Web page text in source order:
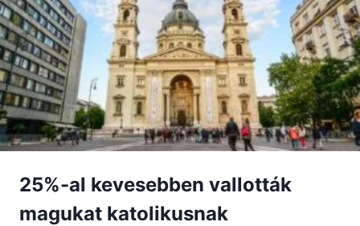
25%-al kevesebben vallották
magukat katolikusnak